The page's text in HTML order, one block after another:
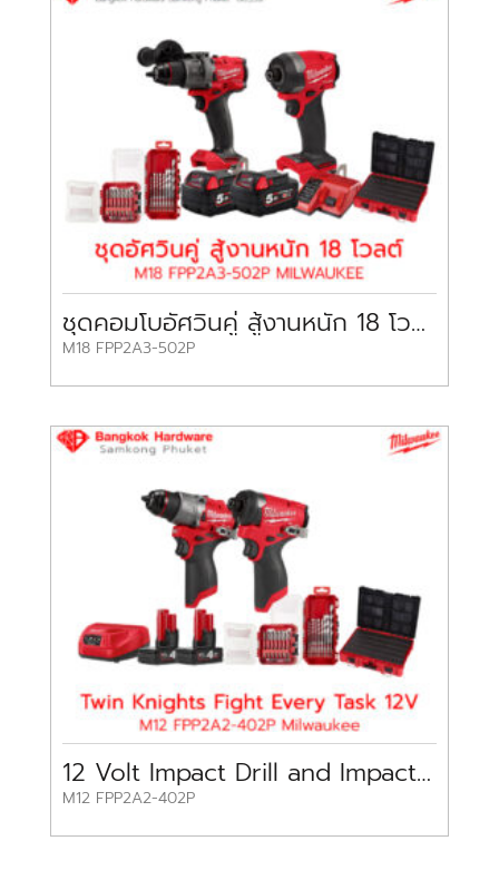
ชุดคอมโบอัศวินคู่ สู้งานหนัก 18 โวลต์ มิลวอกี้
M18 FPP2A3-502P
12 Volt Impact Drill and Impact Driver Set M12 Milwaukee
M12 FPP2A2-402P